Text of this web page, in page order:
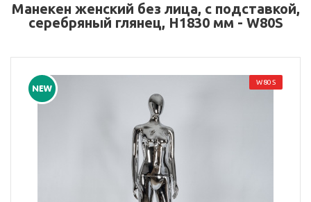
Манекен женский без лица, с подставкой,
серебряный глянец, H1830 мм - W80S
W80S